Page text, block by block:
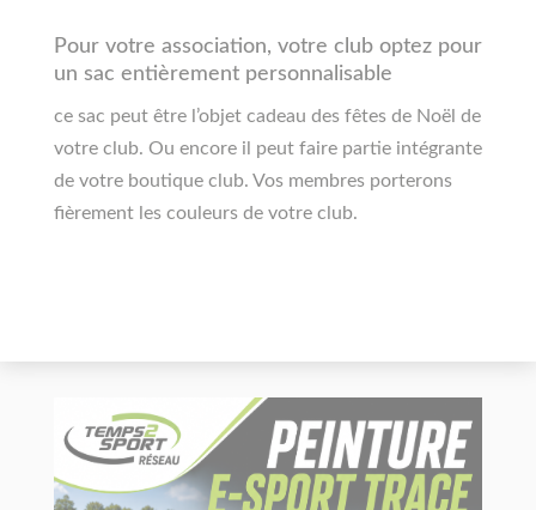
Pour votre association, votre club optez pour
un sac entièrement personnalisable
ce sac peut être l’objet cadeau des fêtes de Noël de
votre club. Ou encore il peut faire partie intégrante
de votre boutique club. Vos membres porterons
fièrement les couleurs de votre club.